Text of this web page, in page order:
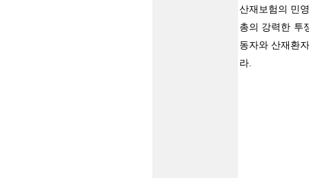
산재보험의 민
총의 강력한 투
동자와 산재환
라.